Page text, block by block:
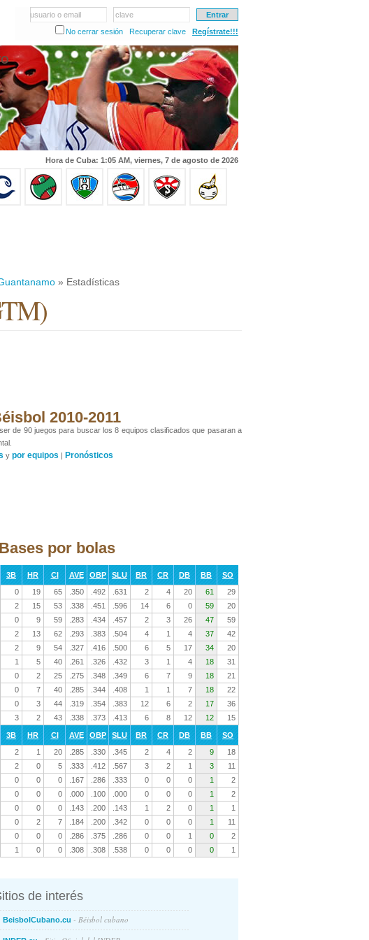
usuario o email
clave
No cerrar sesión
Recuperar clave Regístrate!!!
Hora de Cuba: 1:05 AM, viernes, 7 de agosto de 2026
» Estadísticas
2010-2011
de 90 juegos para buscar los 8 equipos clasificados que pasaran a
y por equipos | Pronósticos
por bolas
3B HR CI AVE OBP SLU BR CR DB BB
SO
0 19 65 .350 .492 .631 2 4 20 61
29
2 15 53 .338 .451 .596 14 6 0 59
20
0 9 59 .283 .434 .457 2 3 26 47
59
2 13 62 .293 .383 .504 4 1 4 37
42
2 9 54 .327 .416 .500 6 5 17 34
20
1 5 40 .261 .326 .432 3 1 4 18
31
0 2 25 .275 .348 .349 6 7 9 18
21
0 7 40 .285 .344 .408 1 1 7 18
22
0 3 44 .319 .354 .383 12 6 2 17
36
3 2 43 .338 .373 .413 6 8 12 12 15
3B HR CI AVE OBP SLU BR CR DB BB
SO
2 1 20 .285 .330 .345 2 4 2 9
18
2 0 5 .333 .412 .567 3 2 1 3
11
0 0 0 .167 .286 .333 0 0 0 1
2
0 0 0 .000 .100 .000 0 0 0 1
2
0 0 0 .143 .200 .143 1 2 0 1
1
0 2 7 .184 .200 .342 0 0 0 1
11
0 0 0 .286 .375 .286 0 0 1 0
2
1 0 0 .308 .308 .538 0 0 0 0 1
de interés
BeisbolCubano.cu - Béisbol cubano